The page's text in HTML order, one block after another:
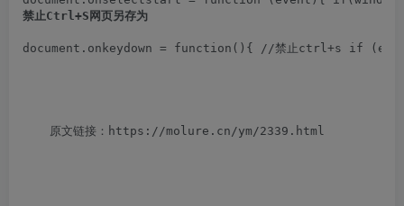
禁止Ctrl+S网页另存为
document.onkeydown = function(){ //禁止ctrl+s if
原文链接：https://molure.cn/ym/2339.html